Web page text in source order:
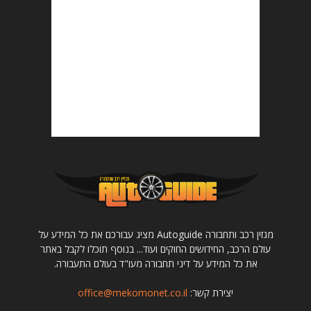
מגזין רכב ותחבורה Autoguide מציג עבורכם את כל המידע על
עולם הרכב, החידושים החוקים ועוד... בנוסף תוכלו לקבל באתר
את כל המידע על דיני תחבורה מעו"ד בעולם התעבורה.
יצירת קשר: office@mekomonet.co.il